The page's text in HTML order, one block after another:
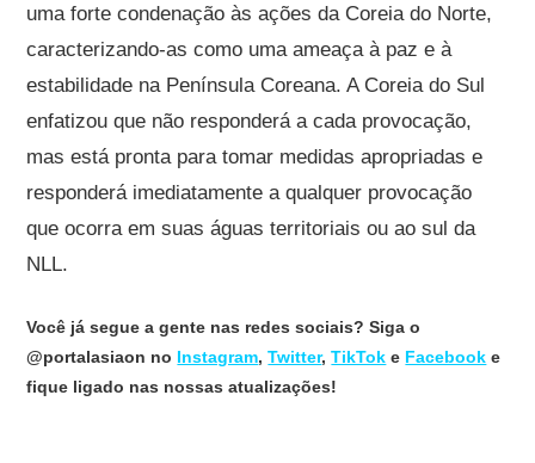
uma forte condenação às ações da Coreia do Norte,
caracterizando-as como uma ameaça à paz e à
estabilidade na Península Coreana. A Coreia do Sul
enfatizou que não responderá a cada provocação,
mas está pronta para tomar medidas apropriadas e
responderá imediatamente a qualquer provocação
que ocorra em suas águas territoriais ou ao sul da
NLL.
Você já segue a gente nas redes sociais? Siga o
@portalasiaon no Instagram,Twitter, TikTok e Facebook e
fique ligado nas nossas atualizações!